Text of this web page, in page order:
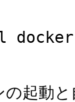
起動と